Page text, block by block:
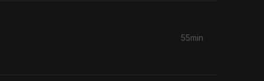
55min